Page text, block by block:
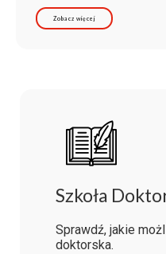
Zobacz więcej
Szkoła
Sprawdź, jakie
doktorska.